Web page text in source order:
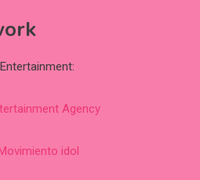
Agency
idol